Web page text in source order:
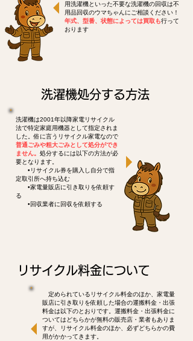
用洗濯機といった不要な洗濯機の回収は不
用品回収のウマちゃんにご相談ください！
年式、型番、状態によっては買取も行って
おります
洗濯機処分する方法
洗濯機は2001年以降家電リサイクル
法で特定家庭用機器として指定されま
した。俗に言うリサイクル家電なので
普通ごみや粗大ごみとして処分ができ
ません。 処分するには以下の方法が必
要となります。
•リサイクル券を購入し自分で指
定取引所へ持ち込む
•家電量販店に引き取りを依頼す
る
•回収業者に回収を依頼する
リサイクル料金について
定められているリサイクル料金のほか、家電量
販店に引き取りを依頼した場合の運搬料金・出張
料金は以下のとおりです。運搬料金・出張料金に
ついてはどちらかが無料の販売店・業者もありま
すが、リサイクル料金のほか、必ずどちらかの費
用がかかってきます。